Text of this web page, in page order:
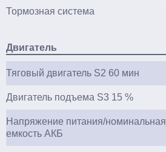
Тормозная система
Двигатель
Тяговый двигатель S2 60 мин
Двигатель подъема S3 15 %
Напряжение питания/номинальная
емкость АКБ